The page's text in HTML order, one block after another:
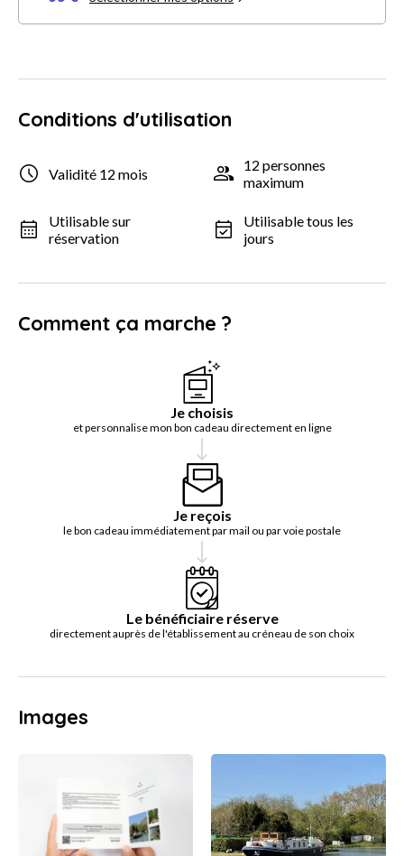
Conditions d'utilisation
Validité 12 mois
12 personnes
maximum
Utilisable sur
réservation
Utilisable tous les
jours
Comment ça marche ?
Je choisis
et personnalise mon bon cadeau directement en ligne
Je reçois
le bon cadeau immédiatement par mail ou par voie postale
Le bénéficiaire réserve
directement auprès de l'établissement au créneau de son choix
Images